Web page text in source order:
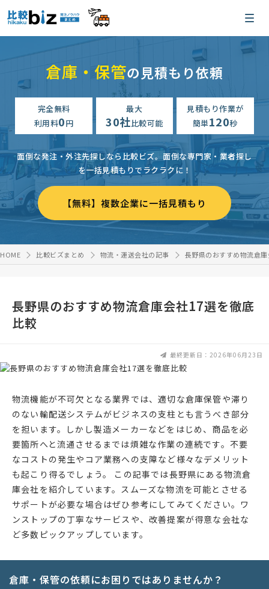
倉庫・保管の見積もり依頼
完全無料
利用料0円
最大
30社比較可能
見積もり作業が
簡単120秒
面倒な発注・外注先探しなら比較ビズ。 面倒な専門家・業者探し
を一括見積もりでラクラクに！
【無料】複数企業に一括見積もり
HOME 比較ビズまとめ 物流・運送会社の記事 長野県のおすすめ物流倉
長野県のおすすめ物流倉庫会社17選を徹底
比較
最終更新日：2026年06月23日
物流機能が不可欠となる業界では、適切な倉庫保管や滞り
のない輸配送システムがビジネスの支柱とも言うべき部分
を担います。しかし製造メーカーなどをはじめ、商品を必
要箇所へと流通させるまでは煩雑な作業の連続です。不要
なコストの発生やコア業務への支障など様々なデメリット
も起こり得るでしょう。 この記事では長野県にある物流倉
庫会社を紹介しています。スムーズな物流を可能とさせる
サポートが必要な場合はぜひ参考にしてみてください。ワ
ンストップの丁寧なサービスや、改善提案が得意な会社な
ど多数ピックアップしています。
倉庫・保管の依頼にお困りではありませんか？